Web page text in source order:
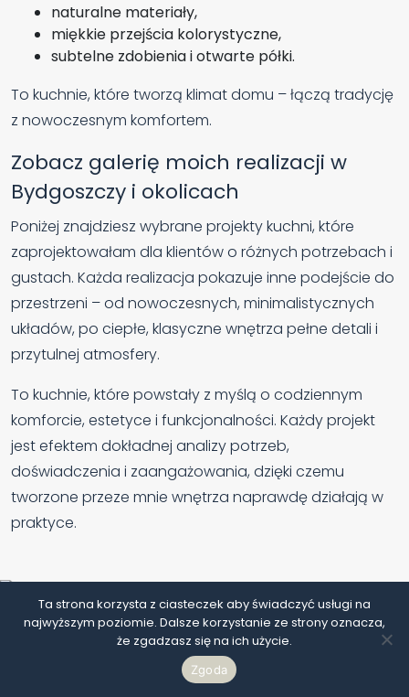
naturalne materiały,
miękkie przejścia kolorystyczne,
subtelne zdobienia i otwarte półki.
To kuchnie, które tworzą klimat domu – łączą tradycję
z nowoczesnym komfortem.
Zobacz galerię moich realizacji w
Bydgoszczy i okolicach
Poniżej znajdziesz wybrane projekty kuchni, które
zaprojektowałam dla klientów o różnych potrzebach i
gustach. Każda realizacja pokazuje inne podejście do
przestrzeni – od nowoczesnych, minimalistycznych
układów, po ciepłe, klasyczne wnętrza pełne detali i
przytulnej atmosfery.
To kuchnie, które powstały z myślą o codziennym
komforcie, estetyce i funkcjonalności. Każdy projekt
jest efektem dokładnej analizy potrzeb,
doświadczenia i zaangażowania, dzięki czemu
tworzone przeze mnie wnętrza naprawdę działają w
praktyce.
Ta strona korzysta z ciasteczek aby świadczyć usługi na
najwyższym poziomie. Dalsze korzystanie ze strony oznacza,
że zgadzasz się na ich użycie.
Zgoda